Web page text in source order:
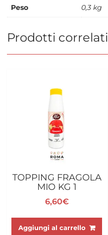
Peso 0,3 kg
Prodotti correlati
TOPPING FRAGOLA
MIO KG 1
6,60€
Aggiungi al carrello